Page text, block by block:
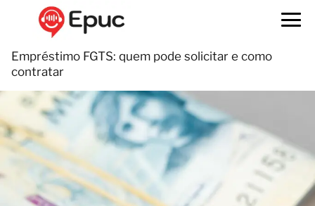
Empréstimo FGTS: quem pode solicitar e como
contratar